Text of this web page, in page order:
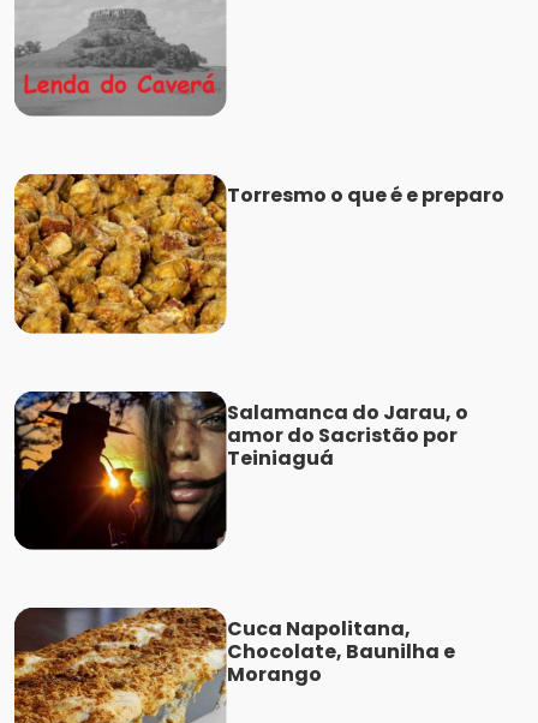
Torresmo o que é e preparo
Salamanca do Jarau, o
amor do Sacristão por
Teiniaguá
Cuca Napolitana,
Chocolate, Baunilha e
Morango